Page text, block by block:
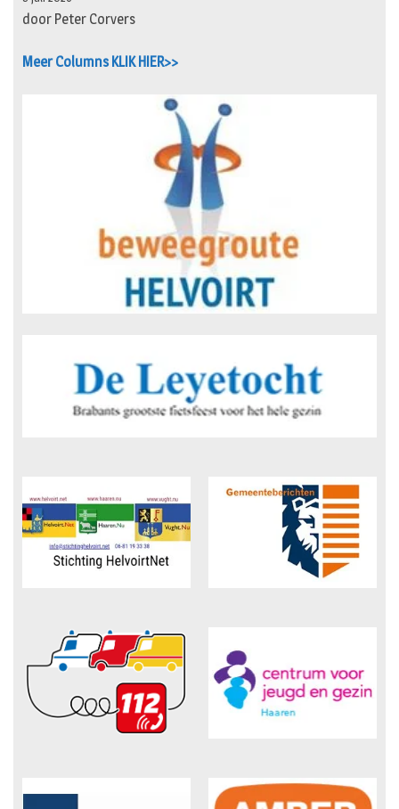
door Peter Corvers
Meer Columns KLIK HIER>>